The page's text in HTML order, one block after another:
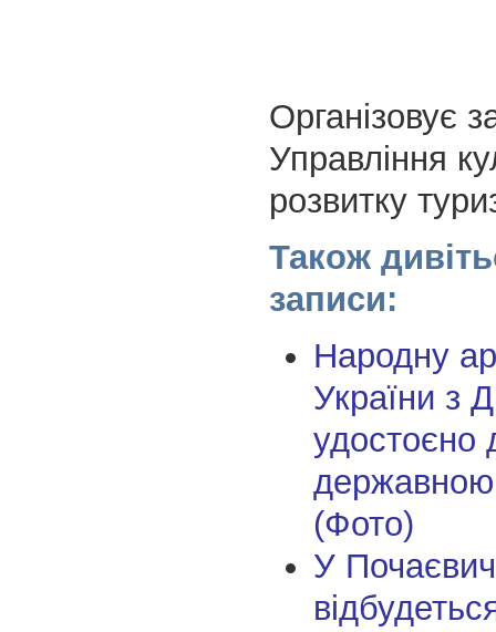
Організовує
Управління
розвитку
Також
записи:
Народну
України з
удостоєно
державною
(Фото)
У